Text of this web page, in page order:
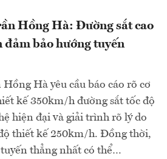
Hồng Hà: Đường sắt cao
đảm bảo hướng tuyến
Hà yêu cầu báo cáo rõ cơ
kế 350km/h đường sắt tốc độ
hiện đại và giải trình rõ lý do
thiết kế 250km/h. Đồng thời,
thẳng nhất có thể…